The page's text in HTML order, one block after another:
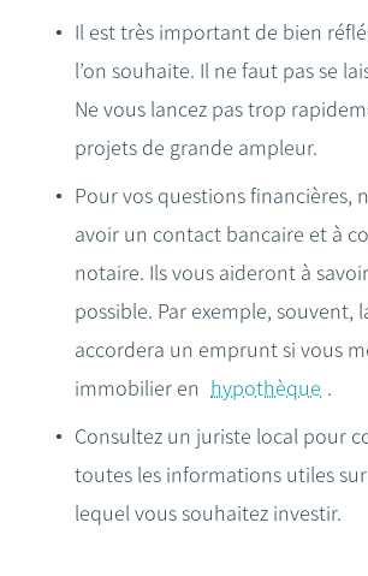
Il est très important de bien
l’on souhaite. Il ne faut pas se
Ne vous lancez pas trop
projets de grande ampleur.
Pour vos questions financières,
avoir un contact bancaire et à
notaire. Ils vous aideront à
possible. Par exemple, souvent,
accordera un emprunt si vous
immobilier en hypothèque .
Consultez un juriste local pour
toutes les informations utiles
lequel vous souhaitez investir.